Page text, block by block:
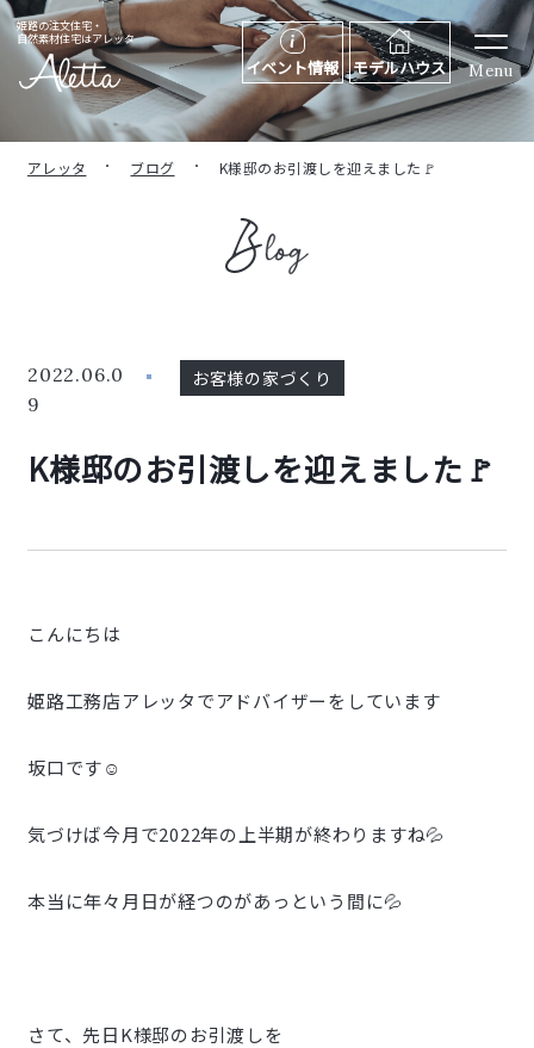
姫路の注文住宅・
自然素材住宅はアレッタ
イベント情報 モデルハウス Menu
アレッタ ブログ K様邸のお引渡しを迎えました🚩
2022.06.0
9
お客様の家づくり
K様邸のお引渡しを迎えました🚩
こんにちは
姫路工務店アレッタでアドバイザーをしています
坂口です☺
気づけば今月で2022年の上半期が終わりますね💦
本当に年々月日が経つのがあっという間に💦
さて、先日K様邸のお引渡しを